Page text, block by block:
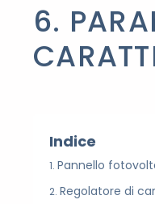
6.
Indice
Pannello
Regolatore di